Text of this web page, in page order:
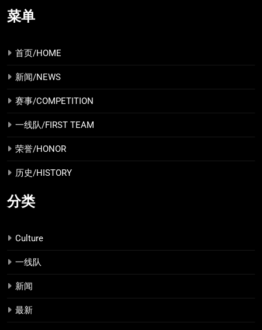
菜单
首页/HOME
新闻/NEWS
赛事/COMPETITION
一线队/FIRST TEAM
荣誉/HONOR
历史/HISTORY
分类
Culture
一线队
新闻
最新